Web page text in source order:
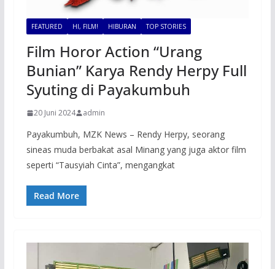
FEATURED HI, FILM! HIBURAN TOP STORIES
Film Horor Action “Urang
Bunian” Karya Rendy Herpy Full
Syuting di Payakumbuh
20 Juni 2024 admin
Payakumbuh, MZK News – Rendy Herpy, seorang
sineas muda berbakat asal Minang yang juga aktor film
seperti “Tausyiah Cinta”, mengangkat
Read More